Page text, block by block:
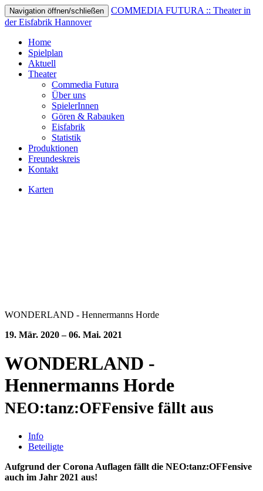
Navigation öffnen/schließen
COMMEDIA FUTURA :: Theater in
der Eisfabrik Hannover
Home
Spielplan
Aktuell
Theater
Commedia Futura
Über uns
SpielerInnen
Gören & Rabauken
Eisfabrik
Statistik
Produktionen
Freundeskreis
Kontakt
Karten
WONDERLAND - Hennermanns Horde
19. Mär. 2020 – 06. Mai. 2021
WONDERLAND -
Hennermanns Horde
NEO:tanz:OFFensive fällt aus
Info
Beteiligte
Aufgrund der Corona Auflagen fällt die NEO:tanz:OFFensive
auch im Jahr 2021 aus!